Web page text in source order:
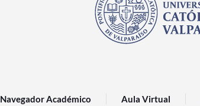
Navegador Académico Aula Virtual